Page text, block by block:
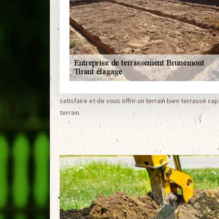
satisfaire et de vous offrir un terrain bien terrassé
terrain.